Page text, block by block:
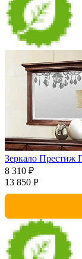
Зеркало Престиж
8 310 ₽
13 850 Р